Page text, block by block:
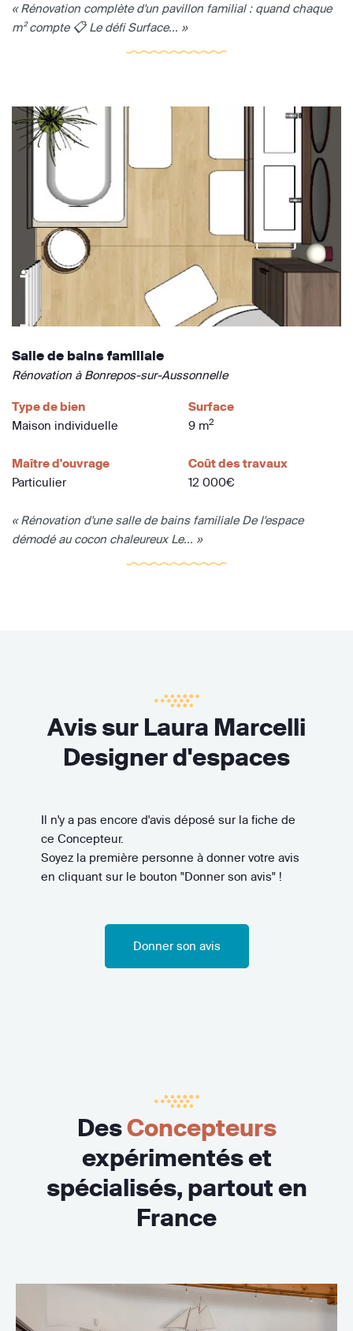
« Rénovation complète d'un pavillon familial : quand chaque
m² compte 📋 Le défi Surface... »
Salle de bains familiale
Rénovation à Bonrepos-sur-Aussonnelle
Type de bien
Maison individuelle
Surface
9 m2
Maître d'ouvrage
Particulier
Coût des travaux
12 000€
« Rénovation d'une salle de bains familiale De l'espace
démodé au cocon chaleureux Le... »
Avis sur Laura Marcelli
Designer d'espaces
Il n'y a pas encore d'avis déposé sur la fiche de
ce Concepteur.
Soyez la première personne à donner votre avis
en cliquant sur le bouton "Donner son avis" !
Donner son avis
DesConcepteurs
expérimentés et
spécialisés, partout en
France